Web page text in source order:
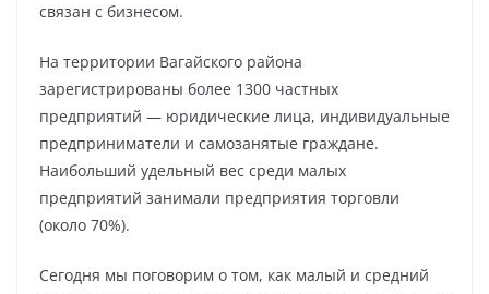
связан с бизнесом.
На территории Вагайского района
зарегистрированы более 1300 частных
предприятий — юридические лица, индивидуальные
предприниматели и самозанятые граждане.
Наибольший удельный вес среди малых
предприятий занимали предприятия торговли
(около 70%).
Сегодня мы поговорим о том, как малый и средний